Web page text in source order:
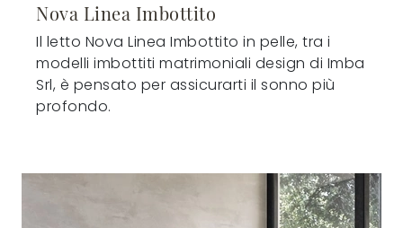
Nova Linea Imbottito
Il letto Nova Linea Imbottito in pelle, tra i
modelli imbottiti matrimoniali design di Imba
Srl, è pensato per assicurarti il sonno più
profondo.